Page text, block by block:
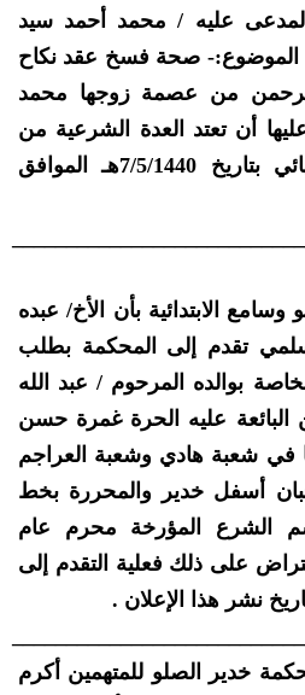
عليه / محمد أحمد سيد
الموضوع:- صحة فسخ عقد نكاح
من عصمة زوجها محمد
أن تعتد العدة الشرعية من
بعد صيرورة الحكم النهائي بتاريخ 7/5/1440هـ الموافق
الابتدائية بأن الأخ/ عبده
تقدم إلى المحكمة بطلب
بوالده المرحوم / عبد الله
عليه الحرة غمرة حسن
في شعبة هادي وشعبة العراجم
أسفل خدير والمحررة بخط
الشرع المؤرخة محرم عام
على ذلك فعلية التقدم إلى
نشر هذا الإعلان .
خدير الصلو للمتهمين أكرم